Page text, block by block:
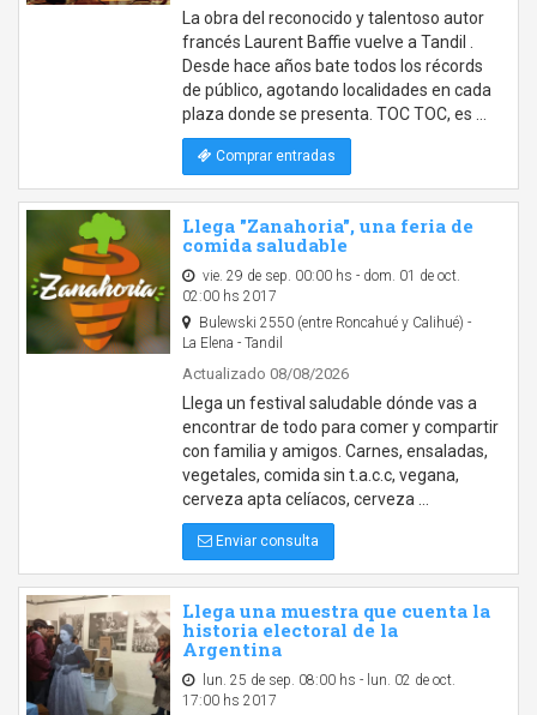
La obra del reconocido y talentoso autor
francés Laurent Baffie vuelve a Tandil .
Desde hace años bate todos los récords
de público, agotando localidades en cada
plaza donde se presenta. TOC TOC, es …
Comprar entradas
Llega "Zanahoria", una feria de
comida saludable
vie. 29 de sep. 00:00 hs - dom. 01 de oct.
02:00 hs 2017
Bulewski 2550 (entre Roncahué y Calihué) -
La Elena - Tandil
Actualizado 08/08/2026
Llega un festival saludable dónde vas a
encontrar de todo para comer y compartir
con familia y amigos. Carnes, ensaladas,
vegetales, comida sin t.a.c.c, vegana,
cerveza apta celíacos, cerveza …
Enviar consulta
Llega una muestra que cuenta la
historia electoral de la
Argentina
lun. 25 de sep. 08:00 hs - lun. 02 de oct.
17:00 hs 2017